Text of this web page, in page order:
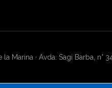
· Avda. Sagi Barba, n°